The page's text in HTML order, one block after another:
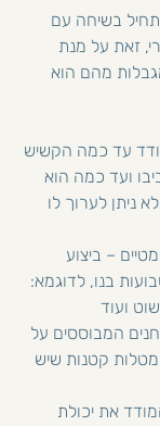
בשיחה עם
זאת על מנת
מהם הוא
עד כמה הקשיש
ועד כמה הוא
ניתן לערוך לו
– ביצוע
בנו, לדוגמא:
ועוד
המבוססים על
קטנות שיש
את יכולת